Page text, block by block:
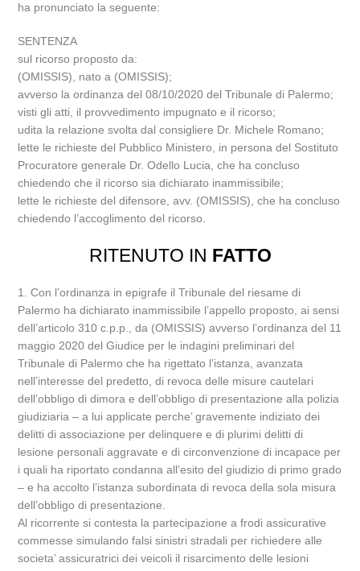
ha pronunciato la seguente:
SENTENZA
sul ricorso proposto da:
(OMISSIS), nato a (OMISSIS);
avverso la ordinanza del 08/10/2020 del Tribunale di Palermo;
visti gli atti, il provvedimento impugnato e il ricorso;
udita la relazione svolta dal consigliere Dr. Michele Romano;
lette le richieste del Pubblico Ministero, in persona del Sostituto
Procuratore generale Dr. Odello Lucia, che ha concluso
chiedendo che il ricorso sia dichiarato inammissibile;
lette le richieste del difensore, avv. (OMISSIS), che ha concluso
chiedendo l’accoglimento del ricorso.
RITENUTO IN FATTO
1. Con l’ordinanza in epigrafe il Tribunale del riesame di
Palermo ha dichiarato inammissibile l’appello proposto, ai sensi
dell’articolo 310 c.p.p., da (OMISSIS) avverso l’ordinanza del 11
maggio 2020 del Giudice per le indagini preliminari del
Tribunale di Palermo che ha rigettato l’istanza, avanzata
nell’interesse del predetto, di revoca delle misure cautelari
dell’obbligo di dimora e dell’obbligo di presentazione alla polizia
giudiziaria – a lui applicate perche’ gravemente indiziato dei
delitti di associazione per delinquere e di plurimi delitti di
lesione personali aggravate e di circonvenzione di incapace per
i quali ha riportato condanna all’esito del giudizio di primo grado
– e ha accolto l’istanza subordinata di revoca della sola misura
dell’obbligo di presentazione.
Al ricorrente si contesta la partecipazione a frodi assicurative
commesse simulando falsi sinistri stradali per richiedere alle
societa’ assicuratrici dei veicoli il risarcimento delle lesioni